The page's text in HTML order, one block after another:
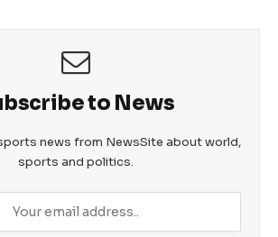
to News
news from NewsSite about world,
sports and politics.